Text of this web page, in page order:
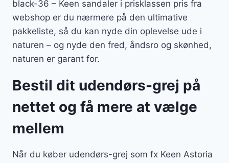
black-36 – Keen sandaler i prisklassen pris fra
webshop er du nærmere på den ultimative
pakkeliste, så du kan nyde din oplevelse ude i
naturen – og nyde den fred, åndsro og skønhed,
naturen er garant for.
Bestil dit udendørs-grej på
nettet og få mere at vælge
mellem
Når du køber udendørs-grej som fx Keen Astoria